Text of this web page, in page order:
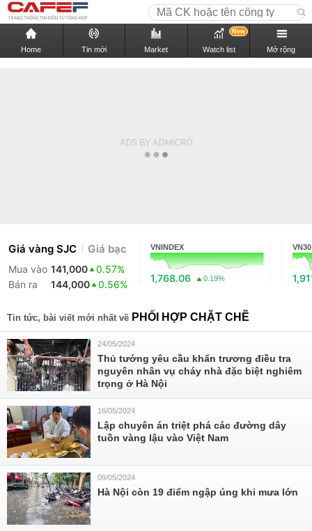
Home Tin mới Market Watch list
New
Mở rộng
Giá vàng SJC Giá bạc
Mua vào 141,000
0.57%
Bán ra
144,000 0.56%
VNINDEX
1,768.06 0.19%
VN30
Tin tức, bài viết mới nhất về PHỐI HỢP CHẶT CHẼ
24/05/2024
Thủ tướng yêu cầu khẩn trương điều tra
nguyên nhân vụ cháy nhà đặc biệt nghiêm
trọng ở Hà Nội
16/05/2024
Lập chuyên án triệt phá các đường dây
tuồn vàng lậu vào Việt Nam
09/05/2024
Hà Nội còn 19 điểm ngập úng khi mưa lớn